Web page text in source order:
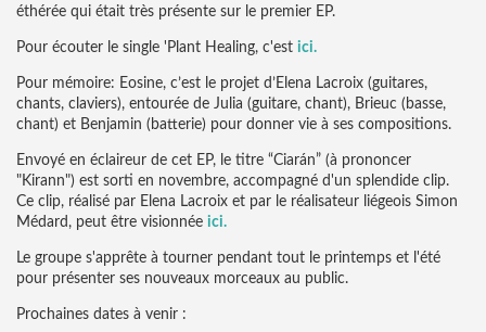
éthérée qui était très présente sur le premier EP.
Pour écouter le single 'Plant Healing, c'est ici.
Pour mémoire: Eosine, c’est le projet d’Elena Lacroix (guitares,
chants, claviers), entourée de Julia (guitare, chant), Brieuc (basse,
chant) et Benjamin (batterie) pour donner vie à ses compositions.
Envoyé en éclaireur de cet EP, le titre “Ciarán” (à prononcer
"Kirann") est sorti en novembre, accompagné d'un splendide clip.
Ce clip, réalisé par Elena Lacroix et par le réalisateur liégeois Simon
Médard, peut être visionnée ici.
Le groupe s'apprête à tourner pendant tout le printemps et l'été
pour présenter ses nouveaux morceaux au public.
Prochaines dates à venir :